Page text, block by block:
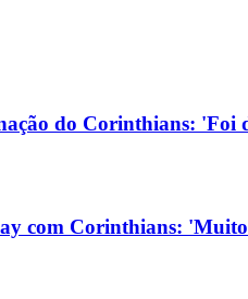
do Corinthians: 'Foi
com Corinthians: